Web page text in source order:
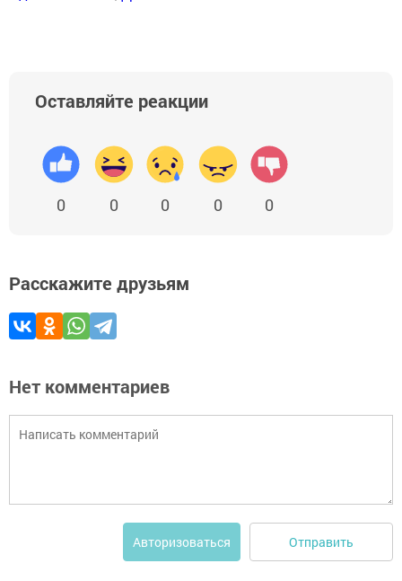
Оставляйте реакции
0 0 0 0 0
Расскажите друзьям
Нет комментариев
Авторизоваться Отправить